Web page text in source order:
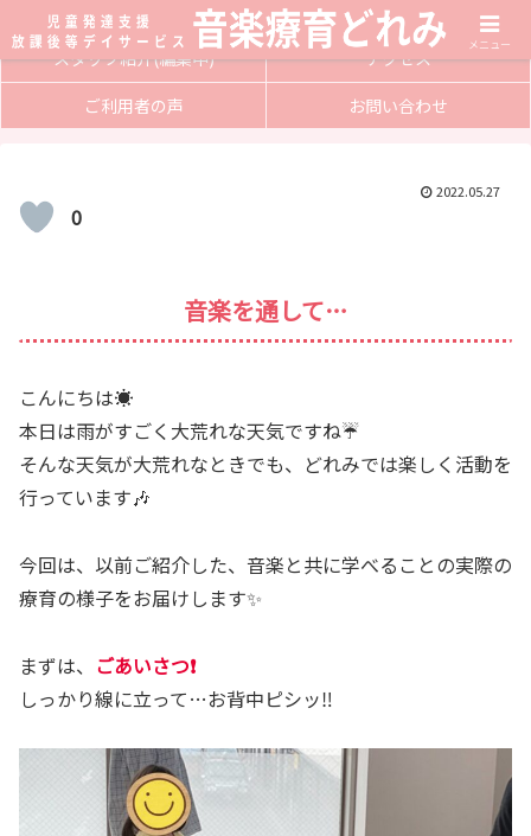
サービス内容
入会方法
スタッフ紹介(編集中)
アクセス
ご利用者の声
お問い合わせ
2022.05.27
0
音楽を通して…
こんにちは☀️
本日は雨がすごく大荒れな天気ですね☔️
そんな天気が大荒れなときでも、どれみでは楽しく活動を
行っています🎶
今回は、以前ご紹介した、音楽と共に学べることの実際の
療育の様子をお届けします✨
まずは、 ごあいさつ❗️
しっかり線に立って…お背中ピシッ‼️
メニュー